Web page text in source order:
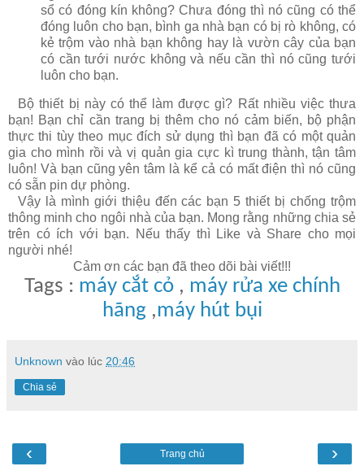
sổ có đóng kín không? Chưa đóng thì nó cũng có thể
đóng luôn cho bạn, bình ga nhà bạn có bị rò không, có
kẻ trộm vào nhà bạn không hay là vườn cây của bạn
có cần tưới nước không và nếu cần thì nó cũng tưới
luôn cho bạn.
Bộ thiết bị này có thể làm được gì? Rất nhiều việc thưa
bạn! Bạn chỉ cần trang bị thêm cho nó cảm biến, bộ phận
thực thi tùy theo mục đích sử dụng thì bạn đã có một quản
gia cho mình rồi và vị quản gia cực kì trung thành, tận tâm
luôn! Và bạn cũng yên tâm là kể cả có mất điện thì nó cũng
có sẵn pin dự phòng.
Vậy là mình giới thiệu đến các bạn 5 thiết bị chống trộm
thông minh cho ngôi nhà của bạn. Mong rằng những chia sẻ
trên có ích với bạn. Nếu thấy thì Like và Share cho mọi
người nhé!
Cảm ơn các bạn đã theo dõi bài viết!!!
Tags : máy cắt cỏ , máy rửa xe chính
hãng ,máy hút bụi
Unknown vào lúc 20:46
Chia sẻ
‹ ›
Trang chủ